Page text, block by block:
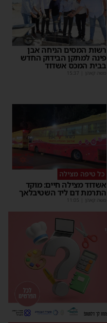
רשות המסים הניחה אבן
פינה למתקן הבידוק החדש
בבית המכס אשדוד
משה קאהן 15:37
כל טיפה מצילה
אשדוד מצילה חיים: מוקד
התרמת דם ליד השטיבלאך
משה קאהן 11:05